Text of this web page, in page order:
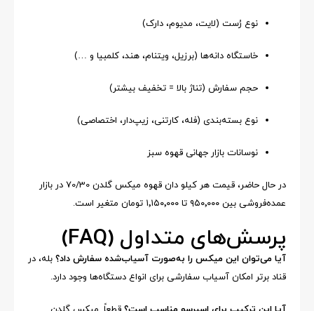
نوع رُست (لایت، مدیوم، دارک)
خاستگاه دانه‌ها (برزیل، ویتنام، هند، کلمبیا و …)
حجم سفارش (تناژ بالا = تخفیف بیشتر)
نوع بسته‌بندی (فله، کارتنی، زیپ‌دار، اختصاصی)
نوسانات بازار جهانی قهوه سبز
در حال حاضر، قیمت هر کیلو دان قهوه میکس گلدن 70/30 در بازار
عمده‌فروشی بین ۹۵۰٬۰۰۰ تا ۱٬۱۵۰٬۰۰۰ تومان متغیر است.
پرسش‌های متداول (FAQ)
آیا می‌توان این میکس را به‌صورت آسیاب‌شده سفارش داد؟ بله، در
قناد برتر امکان آسیاب سفارشی برای انواع دستگاه‌ها وجود دارد.